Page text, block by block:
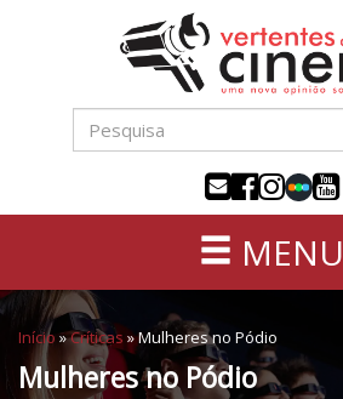
conteúdo
sétima
MENU
Início »Críticas »Mulheres no Pódio
Mulheres no Pódio